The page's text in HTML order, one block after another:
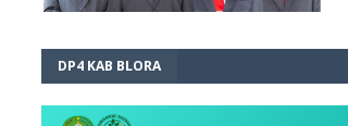
DP4 KAB BLORA